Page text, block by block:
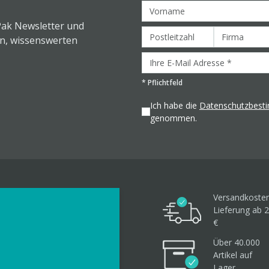
Newsletter und
wissenswerten
* Pflichtfeld
Ich habe die
genommen.
Lieferung ab
€
Über 40.000
Artikel auf